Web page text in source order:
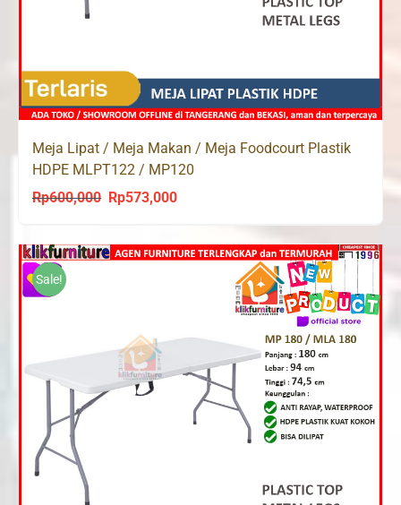
Meja Lipat / Meja Makan / Meja Foodcourt Plastik
HDPE MLPT122 / MP120
Rp600,000
Original
was:
Rp573,000Current
is:
Sale!